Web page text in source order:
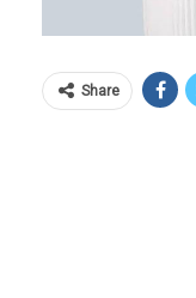
Share